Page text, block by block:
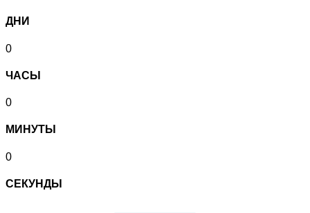
ДНИ
0
ЧАСЫ
0
МИНУТЫ
0
СЕКУНДЫ